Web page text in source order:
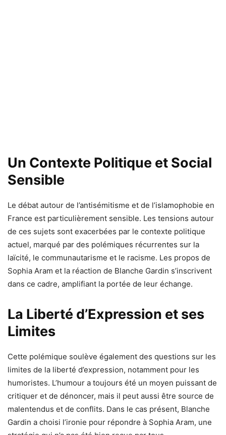
Un Contexte Politique et Social
Sensible
Le débat autour de l’antisémitisme et de l’islamophobie en
France est particulièrement sensible. Les tensions autour
de ces sujets sont exacerbées par le contexte politique
actuel, marqué par des polémiques récurrentes sur la
laïcité, le communautarisme et le racisme. Les propos de
Sophia Aram et la réaction de Blanche Gardin s’inscrivent
dans ce cadre, amplifiant la portée de leur échange.
La Liberté d’Expression et ses
Limites
Cette polémique soulève également des questions sur les
limites de la liberté d’expression, notamment pour les
humoristes. L’humour a toujours été un moyen puissant de
critiquer et de dénoncer, mais il peut aussi être source de
malentendus et de conflits. Dans le cas présent, Blanche
Gardin a choisi l’ironie pour répondre à Sophia Aram, une